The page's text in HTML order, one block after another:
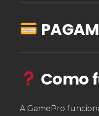
Como
A GamePro